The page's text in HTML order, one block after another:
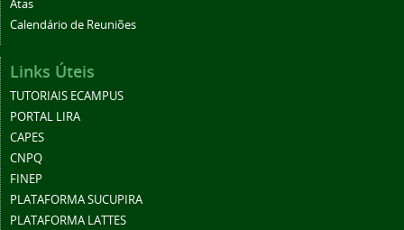
Atas
Calendário de Reuniões
Links Úteis
TUTORIAIS ECAMPUS
PORTAL LIRA
CAPES
CNPQ
FINEP
PLATAFORMA SUCUPIRA
PLATAFORMA LATTES